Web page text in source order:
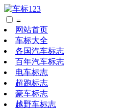
≡
网站首页
车标大全
各国汽车标志
百年汽车标志
电车标志
超跑标志
豪车标志
越野车标志